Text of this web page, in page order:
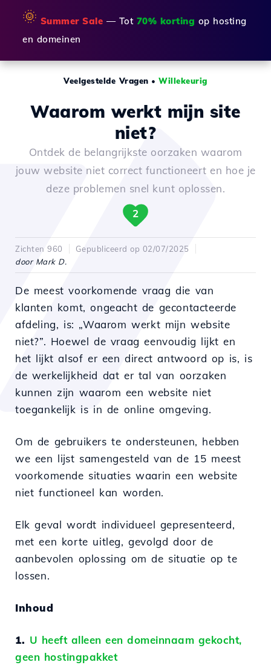
🌞 Summer Sale — Tot 70% korting op hosting
en domeinen
Veelgestelde Vragen •Willekeurig
Waarom werkt mijn site
niet?
Ontdek de belangrijkste oorzaken waarom
jouw website niet correct functioneert en hoe je
deze problemen snel kunt oplossen.
2
Zichten 960
Gepubliceerd op 02/07/2025
door Mark D.
De meest voorkomende vraag die van
klanten komt, ongeacht de gecontacteerde
afdeling, is: „Waarom werkt mijn website
niet?”. Hoewel de vraag eenvoudig lijkt en
het lijkt alsof er een direct antwoord op is, is
de werkelijkheid dat er tal van oorzaken
kunnen zijn waarom een website niet
toegankelijk is in de online omgeving.
Om de gebruikers te ondersteunen, hebben
we een lijst samengesteld van de 15 meest
voorkomende situaties waarin een website
niet functioneel kan worden.
Elk geval wordt individueel gepresenteerd,
met een korte uitleg, gevolgd door de
aanbevolen oplossing om de situatie op te
lossen.
Inhoud
1. U heeft alleen een domeinnaam gekocht,
geen hostingpakket